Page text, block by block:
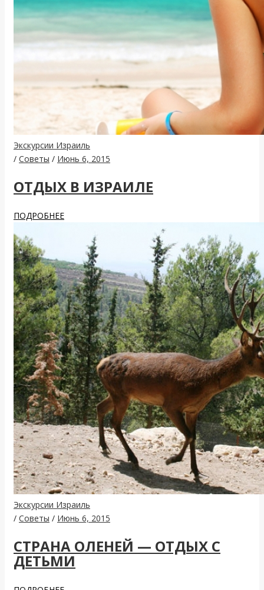
Экскурсии Израиль
/ Советы / Июнь 6, 2015
ОТДЫХ В ИЗРАИЛЕ
ПОДРОБНЕЕ
Экскурсии Израиль
/ Советы / Июнь 6, 2015
СТРАНА ОЛЕНЕЙ — ОТДЫХ С
ДЕТЬМИ